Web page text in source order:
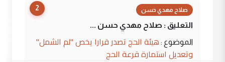
2 صلاح مهدي حسن
التعليق : صلاح مهدي حسن ...
الموضوع : هيئة الحج تصدر قرارا يخص "لم الشمل"
وتعديل استمارة قرعة الحج